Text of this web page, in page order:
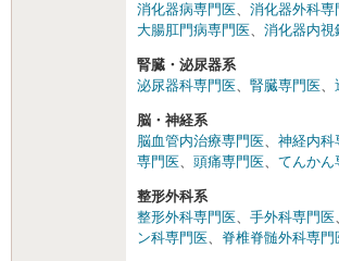
消化器病専門医、 消化器外科専
大腸肛門病専門医、 消化器内視
腎臓・泌尿器系
泌尿器科専門医、 腎臓専門医、
脳・神経系
脳血管内治療専門医、 神経内科
専門医、 頭痛専門医、 てんかん
整形外科系
整形外科専門医、 手外科専門医
ン科専門医、 脊椎脊髄外科専門